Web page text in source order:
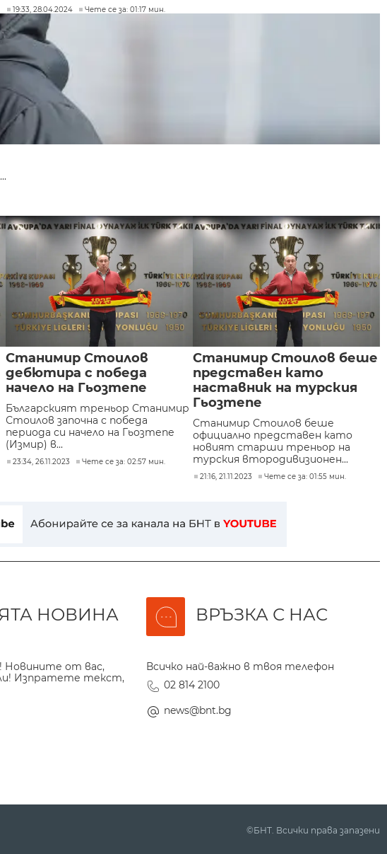
19:33, 28.04.2024 Чете се за: 01:17 мин.
Станимир Стоилов
дебютира с победа
начело на Гьозтепе
Българският треньор Станимир
Стоилов започна с победа
периода си начело на Гьозтепе
(Измир) в...
23:34, 26.11.2023 Чете се за: 02:57 мин.
Станимир Стоилов беше
представен като
наставник на турския
Гьозтепе
Станимир Стоилов беше
официално представен като
новият старши треньор на
турския втородивизионен...
21:16, 21.11.2023 Чете се за: 01:55 мин.
НОВИНА
Новините от вас,
Изпратете текст,
ВРЪЗКА С НАС
Всичко най-важно в твоя телефон
02 814 2100
news@bnt.bg
©БНТ. Всички права запазени